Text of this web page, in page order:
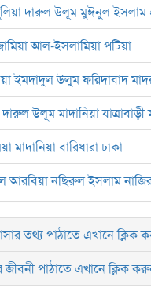
দারুল উলূম মুঈনুল ইসলাম
আল-ইসলামিয়া পটিয়া
ইমদাদুল উলুম ফরিদাবাদ
উলূম মাদানিয়া যাত্রাবাড়ী
মাদানিয়া বারিধারা ঢাকা
আরবিয়া নছিরুল ইসলাম
মা‘আরিফ আল-ইসলামিয়া
সেন্টার বাংলাদেশ বসুন্ধরা
আরাবিয়া রহমানিয়া, ঢাকা
তথ্য পাঠাতে এখানে ক্লিক
পাঠাতে এখানে ক্লিক